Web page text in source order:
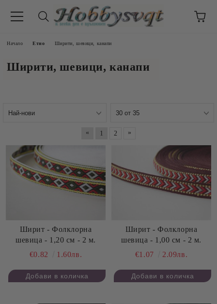
Начало Етно Ширити, шевици, канапи
Ширити, шевици, канапи
« 1 2 »
Ширит - Фолклорна
шевица - 1,20 см - 2 м.
€0.82
1.60лв.
Ширит - Фолклорна
шевица - 1,00 см - 2 м.
€1.07
2.09лв.